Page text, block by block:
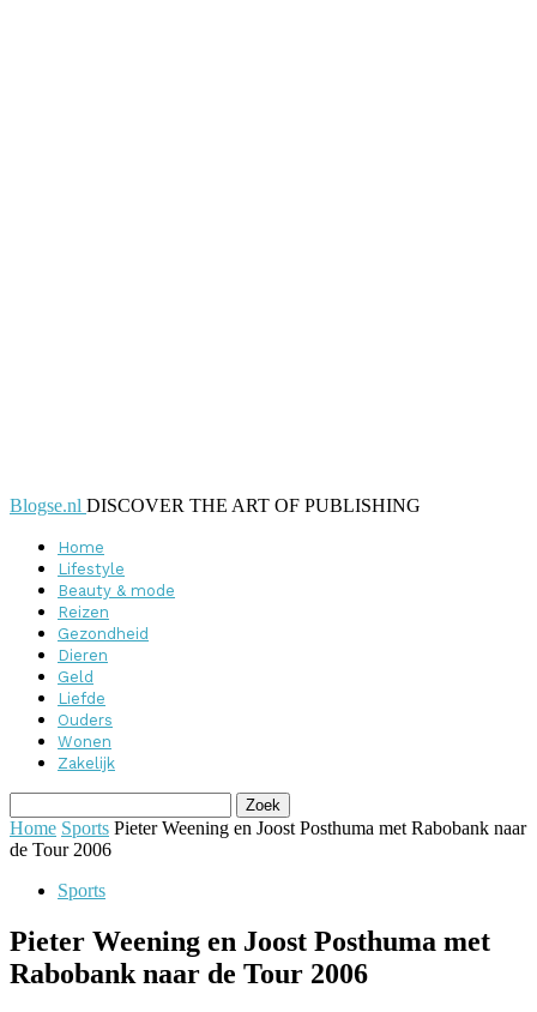
Blogse.nl DISCOVER THE ART OF PUBLISHING
Home
Lifestyle
Beauty & mode
Reizen
Gezondheid
Dieren
Geld
Liefde
Ouders
Wonen
Zakelijk
Home Sports Pieter Weening en Joost Posthuma met Rabobank naar
de Tour 2006
Sports
Pieter Weening en Joost Posthuma met
Rabobank naar de Tour 2006